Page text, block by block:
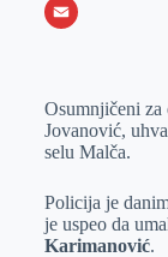
o
e
e
r
k
I
n
b
h
s
A
p
X
a
i
Osumnjičeni
Jovanović,
selu Malča.
Policija je
je uspeo da
Karimanović.